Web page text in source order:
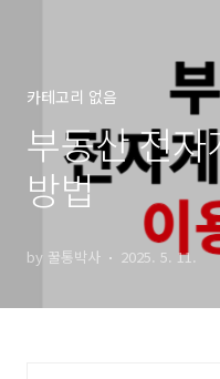
카테고리 없음
부동산 전
방법
by 꿀통박사 2025. 5. 11.